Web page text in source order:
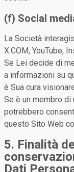
(f) Social
La Società
X.COM, YouTube,
Se Lei decide di
a informazioni su
è Sua cura
Se è un membro
potrebbero
questo Sito Web
5. Finalità
Dati